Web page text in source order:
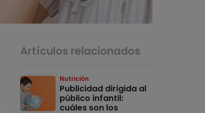
Artículos relacionados
Nutrición
Publicidad dirigida al
público infantil:
cuáles son los